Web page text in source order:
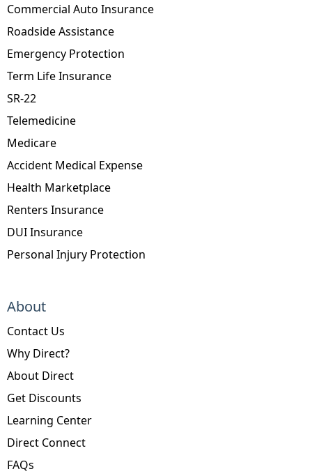
Commercial Auto Insurance
Roadside Assistance
Emergency Protection
Term Life Insurance
SR-22
Telemedicine
Medicare
Accident Medical Expense
Health Marketplace
Renters Insurance
DUI Insurance
Personal Injury Protection
About
Contact Us
Why Direct?
About Direct
Get Discounts
Learning Center
Direct Connect
FAQs